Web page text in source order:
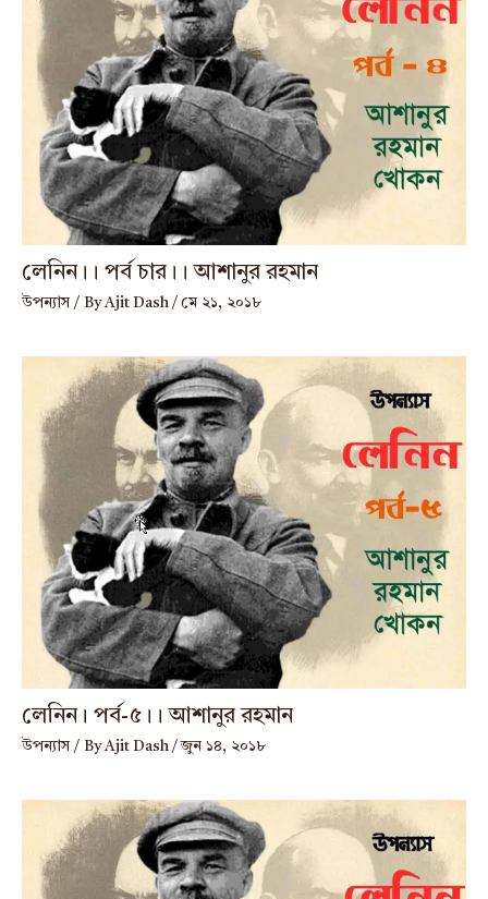
লেনিন।। পর্ব চার।। আশানুর রহমান
উপন্যাস / ByAjit Dash / মে ২১, ২০১৮
লেনিন। পর্ব-৫।। আশানুর রহমান
উপন্যাস / By Ajit Dash /জুন ১৪, ২০১৮